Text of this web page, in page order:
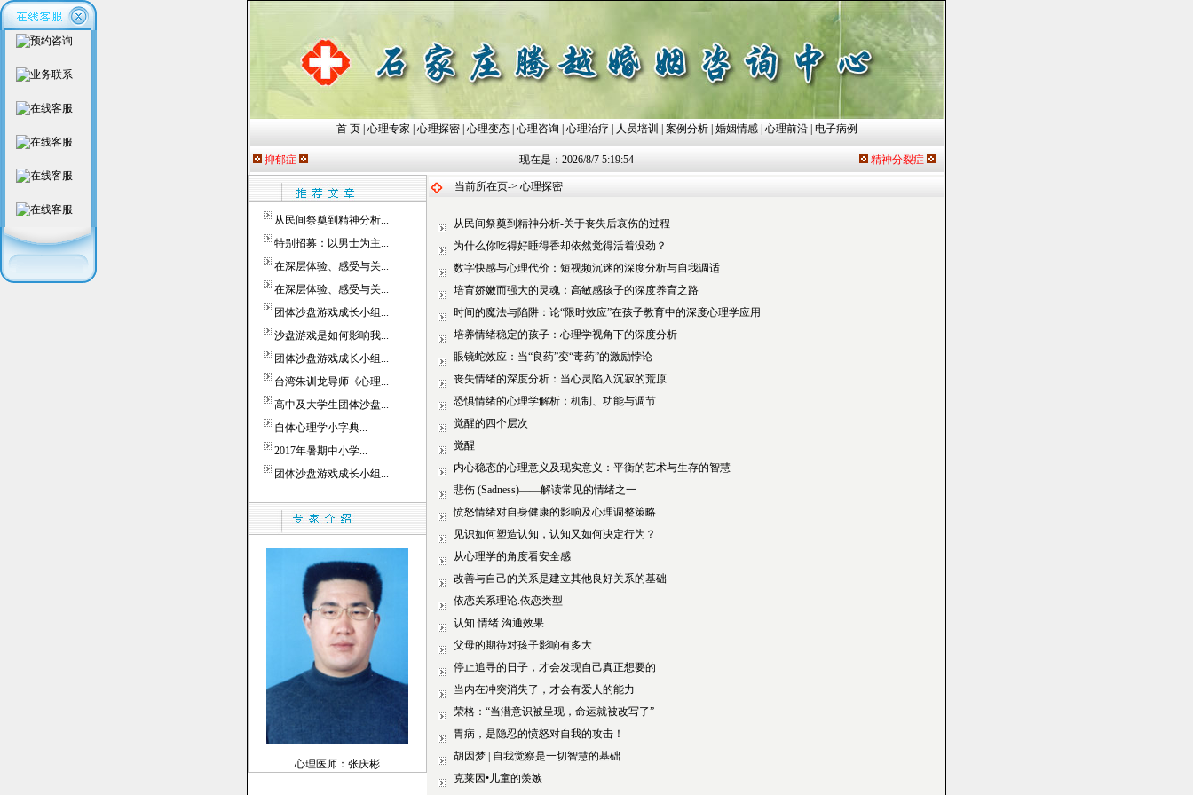
首 页| 心理专家 |心理探密|心理变态|心理咨询 |心理治疗 人员培训 案例分析| 婚姻情感|心理前沿| 电子病例
抑郁症 现在是：2026/8/7 5:19:54 精神分裂症
心理医师：张庆彬
当前所在页-> 心理探密
从民间祭奠到精神分析-关于丧失后哀伤的过程
为什么你吃得好睡得香却依然觉得活着没劲？
数字快感与心理代价：短视频沉迷的深度分析与自我调适
培育娇嫩而强大的灵魂：高敏感孩子的深度养育之路
时间的魔法与陷阱：论“限时效应”在孩子教育中的深度心理学应用
培养情绪稳定的孩子：心理学视角下的深度分析
眼镜蛇效应：当“良药”变“毒药”的激励悖论
丧失情绪的深度分析：当心灵陷入沉寂的荒原
恐惧情绪的心理学解析：机制、功能与调节
觉醒的四个层次
觉醒
内心稳态的心理意义及现实意义：平衡的艺术与生存的智慧
悲伤 (Sadness)——解读常见的情绪之一
愤怒情绪对自身健康的影响及心理调整策略
见识如何塑造认知，认知又如何决定行为？
从心理学的角度看安全感
改善与自己的关系是建立其他良好关系的基础
依恋关系理论.依恋类型
认知.情绪.沟通效果
父母的期待对孩子影响有多大
停止追寻的日子，才会发现自己真正想要的
当内在冲突消失了，才会有爱人的能力
荣格：“当潜意识被呈现，命运就被改写了”
胃病，是隐忍的愤怒对自我的攻击！
胡因梦 | 自我觉察是一切智慧的基础
克莱因•儿童的羡嫉